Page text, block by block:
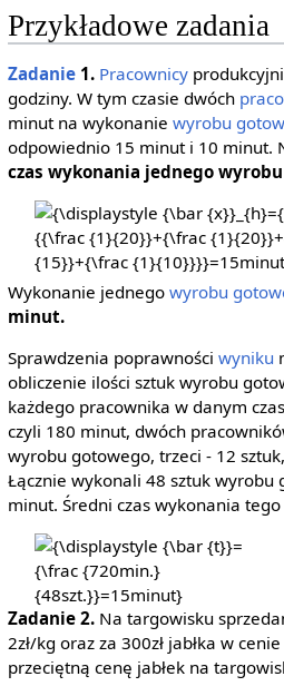
Przykładowe zadania
Zadanie1. Pracownicy
godziny. W tym czasie dwóch
minut na wykonanie wyrobu
odpowiednio 15 minut i 10 minut.
czas wykonania jednego
{\displaystyle
{\bar {x}}_{h}=
{\frac {4}{{\frac
{1}{20}}+{\frac
{1}{20}}+{\frac
{1}
{10}}}}=15minut}
Wykonanie jednego wyrobu
minut.
Sprawdzenia poprawności wyniku
obliczenie ilości sztuk wyrobu
każdego pracownika w danym
czyli 180 minut, dwóch
wyrobu gotowego, trzeci - 12
Łącznie wykonali 48 sztuk wyrobu
minut. Średni czas wykonania
{\displaystyle
{\bar {t}}={\frac
{720min.}
{48szt.}}=15minut}
Zadanie 2.Na targowisku
2zł/kg oraz za 300zł jabłka w
przeciętną cenę jabłek na